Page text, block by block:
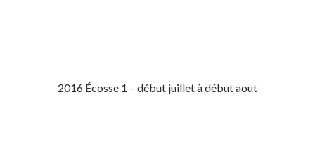
2016 Écosse 1 – début juillet à début aout